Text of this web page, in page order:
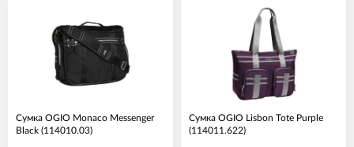
Сумка OGIO Monaco Messenger
Black (114010.03)
Cумка OGIO Lisbon Tote Purple
(114011.622)